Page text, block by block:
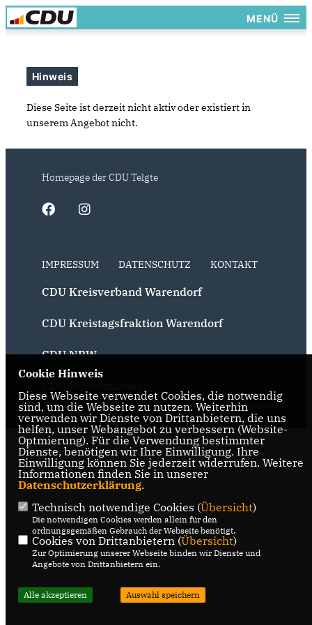
MENÜ
Hinweis
Diese Seite ist derzeit nicht aktiv oder existiert in
unserem Angebot nicht.
Homepage der CDU Telgte
IMPRESSUM DATENSCHUTZ KONTAKT
CDU Kreisverband Warendorf
CDU Kreistagsfraktion Warendorf
CDU NRW
@2026 CDU Telgte
Alle Rechte vorbehalten.
Realisation: Sharkness Media
GmbH & Co. KG
Cookie Hinweis
Diese Webseite verwendet Cookies, die notwendig
sind, um die Webseite zu nutzen. Weiterhin
verwenden wir Dienste von Drittanbietern, die uns
helfen, unser Webangebot zu verbessern (Website-
Optmierung). Für die Verwendung bestimmter
Dienste, benötigen wir Ihre Einwilligung. Ihre
Einwilligung können Sie jederzeit widerrufen. Weitere
Informationen finden Sie in unserer
Datenschutzerklärung.
Technisch notwendige Cookies (Übersicht)
Die notwendigen Cookies werden allein für den
ordnungsgemäßen Gebrauch der Webseite benötigt.
Cookies von Drittanbietern (Übersicht)
Zur Optimierung unserer Webseite binden wir Dienste und
Angebote von Drittanbietern ein.
Alle akzeptieren Auswahl speichern